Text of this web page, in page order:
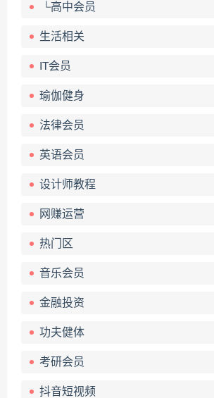
└高中会员
生活相关
IT会员
瑜伽健身
法律会员
英语会员
设计师教程
网赚运营
热门区
音乐会员
金融投资
功夫健体
考研会员
抖音短视频